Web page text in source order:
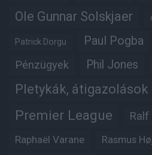
Ole Gunnar Solskjaer
Patrick Dorgu Paul Pogba
Pénzügyek Phil Jones
Pletykák, átigazolások
Premier League Ralf
Raphaël Varane Rasmus